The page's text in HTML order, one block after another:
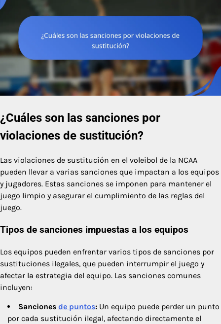
¿Cuáles son las sanciones por
violaciones de sustitución?
Las violaciones de sustitución en el voleibol de la NCAA
pueden llevar a varias sanciones que impactan a los equipos
y jugadores. Estas sanciones se imponen para mantener el
juego limpio y asegurar el cumplimiento de las reglas del
juego.
Tipos de sanciones impuestas a los equipos
Los equipos pueden enfrentar varios tipos de sanciones por
sustituciones ilegales, que pueden interrumpir el juego y
afectar la estrategia del equipo. Las sanciones comunes
incluyen:
Sanciones de puntos: Un equipo puede perder un punto
por cada sustitución ilegal, afectando directamente el